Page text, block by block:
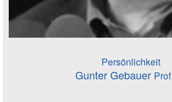
Persönlichkeit
Gunter Gebauer